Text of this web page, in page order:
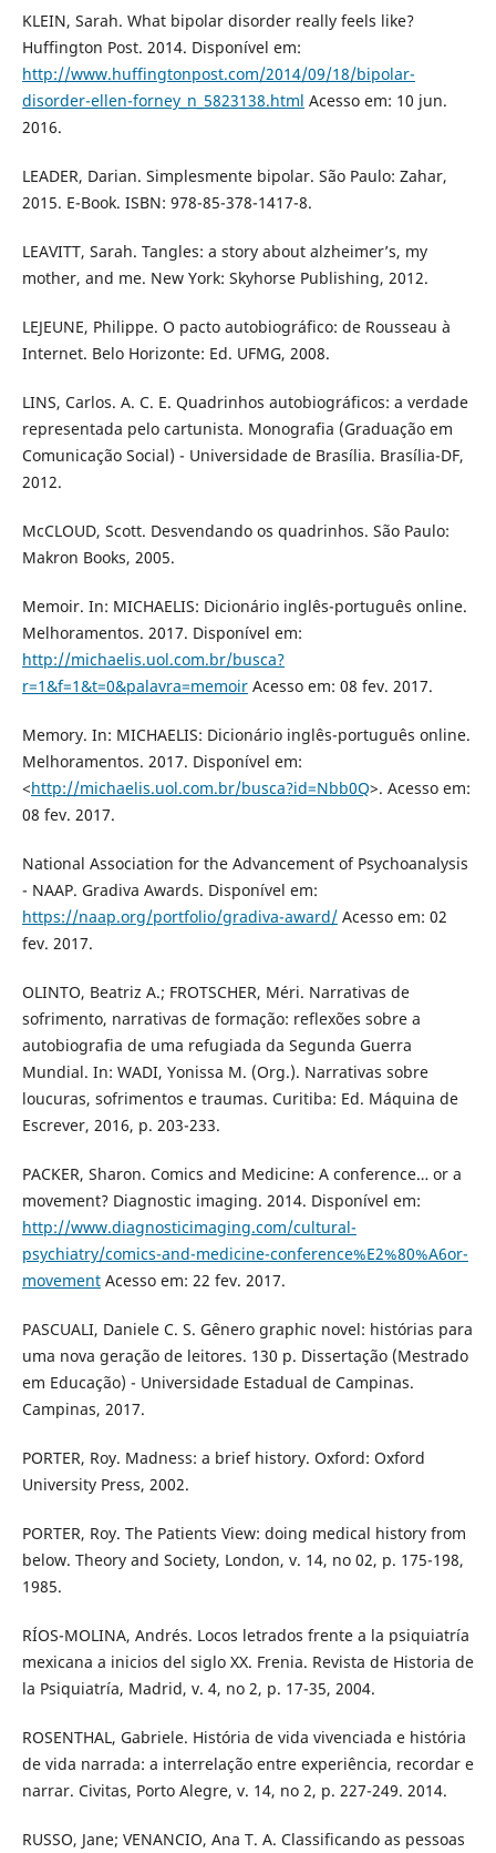
KLEIN, Sarah. What bipolar disorder really feels like?
Huffington Post. 2014. Disponível em:
http://www.huffingtonpost.com/2014/09/18/bipolar-
disorder-ellen-forney_n_5823138.html Acesso em: 10 jun.
2016.
LEADER, Darian. Simplesmente bipolar. São Paulo: Zahar,
2015. E-Book. ISBN: 978-85-378-1417-8.
LEAVITT, Sarah. Tangles: a story about alzheimer’s, my
mother, and me. New York: Skyhorse Publishing, 2012.
LEJEUNE, Philippe. O pacto autobiográfico: de Rousseau à
Internet. Belo Horizonte: Ed. UFMG, 2008.
LINS, Carlos. A. C. E. Quadrinhos autobiográficos: a verdade
representada pelo cartunista. Monografia (Graduação em
Comunicação Social) - Universidade de Brasília. Brasília-DF,
2012.
McCLOUD, Scott. Desvendando os quadrinhos. São Paulo:
Makron Books, 2005.
Memoir. In: MICHAELIS: Dicionário inglês-português online.
Melhoramentos. 2017. Disponível em:
http://michaelis.uol.com.br/busca?
r=1&f=1&t=0&palavra=memoirAcesso em: 08 fev. 2017.
Memory. In: MICHAELIS: Dicionário inglês-português online.
Melhoramentos. 2017. Disponível em:
<http://michaelis.uol.com.br/busca?id=Nbb0Q>. Acesso em:
08 fev. 2017.
National Association for the Advancement of Psychoanalysis
- NAAP. Gradiva Awards. Disponível em:
https://naap.org/portfolio/gradiva-award/Acesso em: 02
fev. 2017.
OLINTO, Beatriz A.; FROTSCHER, Méri. Narrativas de
sofrimento, narrativas de formação: reflexões sobre a
autobiografia de uma refugiada da Segunda Guerra
Mundial. In: WADI, Yonissa M. (Org.). Narrativas sobre
loucuras, sofrimentos e traumas. Curitiba: Ed. Máquina de
Escrever, 2016, p. 203-233.
PACKER, Sharon. Comics and Medicine: A conference… or a
movement? Diagnostic imaging. 2014. Disponível em:
http://www.diagnosticimaging.com/cultural-
psychiatry/comics-and-medicine-conference%E2%80%A6or-
movementAcesso em: 22 fev. 2017.
PASCUALI, Daniele C. S. Gênero graphic novel: histórias para
uma nova geração de leitores. 130 p. Dissertação (Mestrado
em Educação) - Universidade Estadual de Campinas.
Campinas, 2017.
PORTER, Roy. Madness: a brief history. Oxford: Oxford
University Press, 2002.
PORTER, Roy. The Patients View: doing medical history from
below. Theory and Society, London, v. 14, no 02, p. 175-198,
1985.
RÍOS-MOLINA, Andrés. Locos letrados frente a la psiquiatría
mexicana a inicios del siglo XX. Frenia. Revista de Historia de
la Psiquiatría, Madrid, v. 4, no 2, p. 17-35, 2004.
ROSENTHAL, Gabriele. História de vida vivenciada e história
de vida narrada: a interrelação entre experiência, recordar e
narrar. Civitas, Porto Alegre, v. 14, no 2, p. 227-249. 2014.
RUSSO, Jane; VENANCIO, Ana T. A. Classificando as pessoas